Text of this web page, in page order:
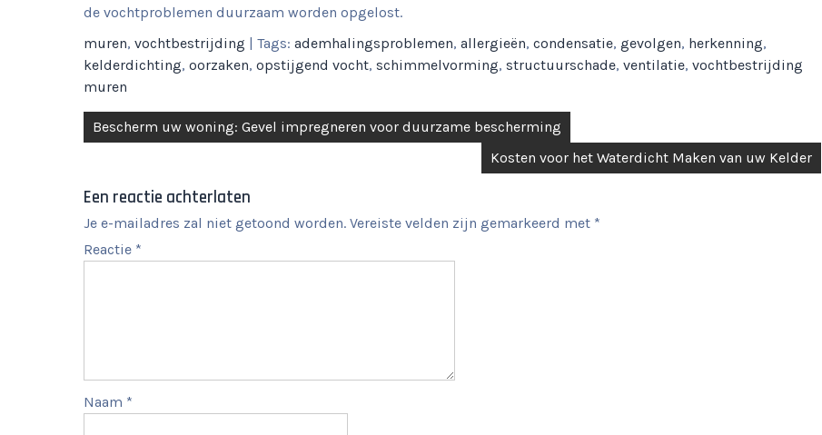
de vochtproblemen duurzaam worden opgelost.
muren, vochtbestrijding | Tags: ademhalingsproblemen, allergieën, condensatie, gevolgen, herkenning,
kelderdichting, oorzaken, opstijgend vocht, schimmelvorming, structuurschade, ventilatie, vochtbestrijding
muren
Berichtnavigatie
Bescherm uw woning: Gevel impregneren voor duurzame bescherming
Kosten voor het Waterdicht Maken van uw Kelder
Een reactie achterlaten
Je e-mailadres zal niet getoond worden. Vereiste velden zijn gemarkeerd met *
Reactie *
Naam *